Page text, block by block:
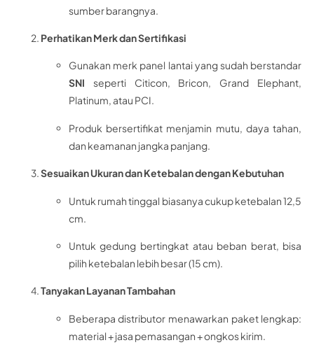
sumber barangnya.
Perhatikan Merk dan Sertifikasi
Gunakan merk panel lantai yang sudah berstandar
SNI seperti Citicon, Bricon, Grand Elephant,
Platinum, atau PCI.
Produk bersertifikat menjamin mutu, daya tahan,
dan keamanan jangka panjang.
Sesuaikan Ukuran dan Ketebalan dengan Kebutuhan
Untuk rumah tinggal biasanya cukup ketebalan 12,5
cm.
Untuk gedung bertingkat atau beban berat, bisa
pilih ketebalan lebih besar (15 cm).
Tanyakan Layanan Tambahan
Beberapa distributor menawarkan paket lengkap:
material + jasa pemasangan + ongkos kirim.